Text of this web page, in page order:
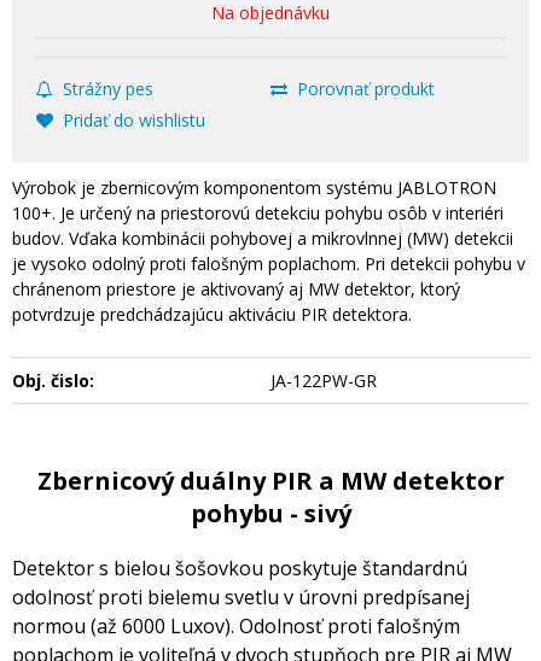
Na objednávku
Strážny pes
Porovnať produkt
Pridať do wishlistu
Výrobok je zbernicovým komponentom systému JABLOTRON
100+. Je určený na priestorovú detekciu pohybu osôb v interiéri
budov. Vďaka kombinácii pohybovej a mikrovlnnej (MW) detekcii
je vysoko odolný proti falošným poplachom. Pri detekcii pohybu v
chránenom priestore je aktivovaný aj MW detektor, ktorý
potvrdzuje predchádzajúcu aktiváciu PIR detektora.
Obj. čislo: JA-122PW-GR
Zbernicový duálny PIR a MW detektor
pohybu - sivý
Detektor s bielou šošovkou poskytuje štandardnú
odolnosť proti bielemu svetlu v úrovni predpísanej
normou (až 6000 Luxov). Odolnosť proti falošným
poplachom je voliteľná v dvoch stupňoch pre PIR aj MW